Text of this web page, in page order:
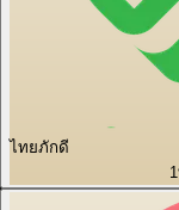
ไทยภักดี
1